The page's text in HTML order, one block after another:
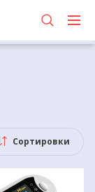
Сортировки